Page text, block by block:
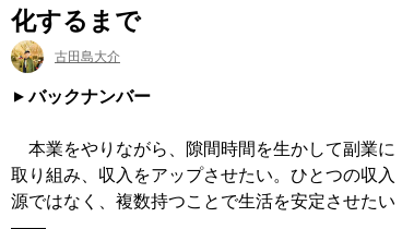
化するまで
古田島大介
バックナンバー
本業をやりながら、隙間時間を生かして副業に
取り組み、収入をアップさせたい。ひとつの収入
源ではなく、複数持つことで生活を安定させたい